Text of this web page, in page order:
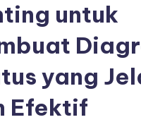
untuk
yang
Efektif